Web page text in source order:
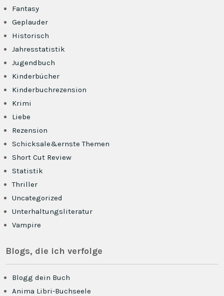
Fantasy
Geplauder
Historisch
Jahresstatistik
Jugendbuch
Kinderbücher
Kinderbuchrezension
Krimi
Liebe
Rezension
Schicksale&ernste Themen
Short Cut Review
Statistik
Thriller
Uncategorized
Unterhaltungsliteratur
Vampire
Blogs, die ich verfolge
Blogg dein Buch
Anima Libri-Buchseele